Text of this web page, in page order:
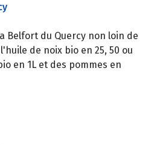
a Belfort du Quercy non loin de
de noix bio en 25, 50 ou
en 1L et des pommes en